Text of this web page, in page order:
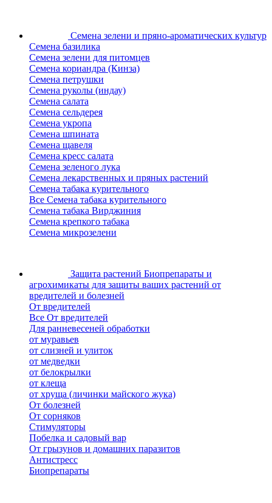
Семена зелени и пряно-ароматических культур
Семена базилика
Семена зелени для питомцев
Семена кориандра (Кинза)
Семена петрушки
Семена руколы (индау)
Семена салата
Семена сельдерея
Семена укропа
Семена шпината
Семена щавеля
Семена кресс салата
Семена зеленого лука
Семена лекарственных и пряных растений
Семена табака курительного
Все Семена табака курительного
Семена табака Вирджиния
Семена крепкого табака
Семена микрозелени
Защита растений Биопрепараты и
агрохимикаты для защиты ваших растений от
вредителей и болезней
От вредителей
Все От вредителей
Для ранневесеней обработки
от муравьев
от слизней и улиток
от медведки
от белокрылки
от клеща
от хруща (личинки майского жука)
От болезней
От сорняков
Стимуляторы
Побелка и садовый вар
От грызунов и домашних паразитов
Антистресс
Биопрепараты